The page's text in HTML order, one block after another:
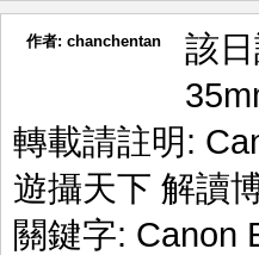
作者: chanchentan
該
轉載請註明:
遊攝天下 解讀
關鍵字: Canon